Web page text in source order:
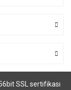
SSL sertifikası